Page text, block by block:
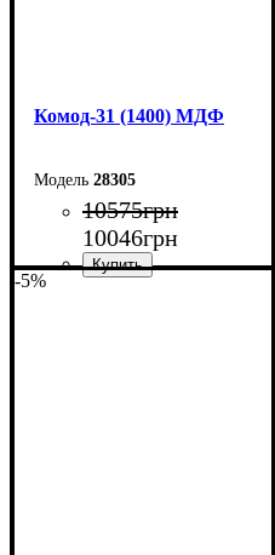
Комод-31 (1400) МДФ
28305
10575грн
10046грн
-5%